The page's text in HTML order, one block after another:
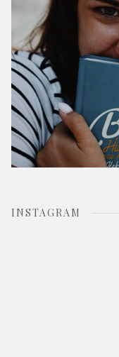
INSTAGRAM